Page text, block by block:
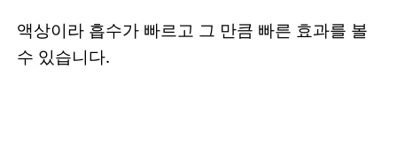
액상이라 흡수가 빠르고 그 만큼 빠른 효과를 볼
수 있습니다.